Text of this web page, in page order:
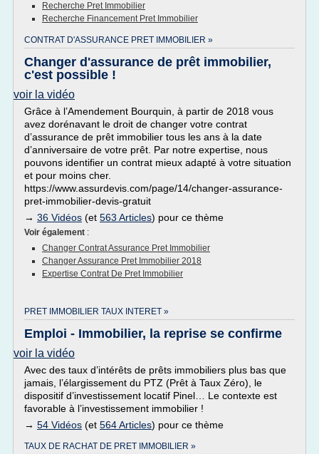
Recherche Pret Immobilier
Recherche Financement Pret Immobilier
CONTRAT D'ASSURANCE PRET IMMOBILIER »
Changer d'assurance de prêt immobilier,
c'est possible !
voir la vidéo
Grâce à l’Amendement Bourquin, à partir de 2018 vous
avez dorénavant le droit de changer votre contrat
d’assurance de prêt immobilier tous les ans à la date
d’anniversaire de votre prêt. Par notre expertise, nous
pouvons identifier un contrat mieux adapté à votre situation
et pour moins cher.
https://www.assurdevis.com/page/14/changer-assurance-
pret-immobilier-devis-gratuit
→ 36 Vidéos (et 563 Articles) pour ce thème
Voir également :
Changer Contrat Assurance Pret Immobilier
Changer Assurance Pret Immobilier 2018
Expertise Contrat De Pret Immobilier
PRET IMMOBILIER TAUX INTERET »
Emploi - Immobilier, la reprise se confirme
voir la vidéo
Avec des taux d’intérêts de prêts immobiliers plus bas que
jamais, l’élargissement du PTZ (Prêt à Taux Zéro), le
dispositif d’investissement locatif Pinel… Le contexte est
favorable à l’investissement immobilier !
→ 54 Vidéos (et 564 Articles) pour ce thème
TAUX DE RACHAT DE PRET IMMOBILIER »